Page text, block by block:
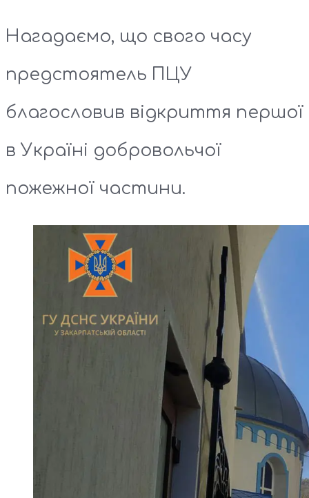
Нагадаємо, що свого часу
предстоятель ПЦУ
благословив відкриття першої
в Україні добровольчої
пожежної частини.